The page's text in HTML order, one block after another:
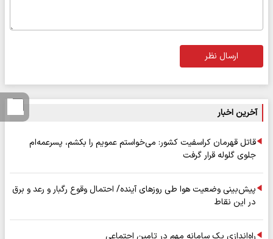
ارسال نظر
آخرین اخبار
قاتل قهرمان کراسفیت کشور: می‌خواستم عمویم را بکشم، پسرعمه‌ام
جلوی گلوله قرار گرفت
پیش‌بینی وضعیت هوا طی روزهای آینده/ احتمال وقوع رگبار و رعد و برق
در این نقاط
راه‌اندازی یک سامانه مهم در تامین اجتماعی